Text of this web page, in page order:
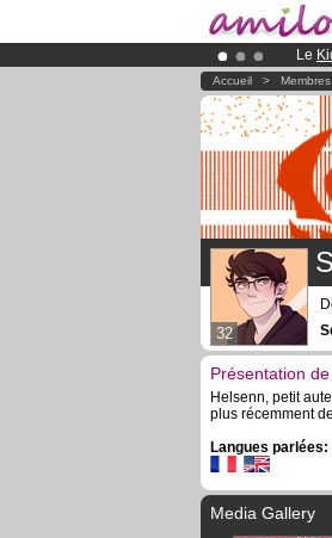
Le
Déjà
Accueil > Membres
32
Présentation
Helsenn, petit
plus récemment
Langues parlées:
Media Gallery